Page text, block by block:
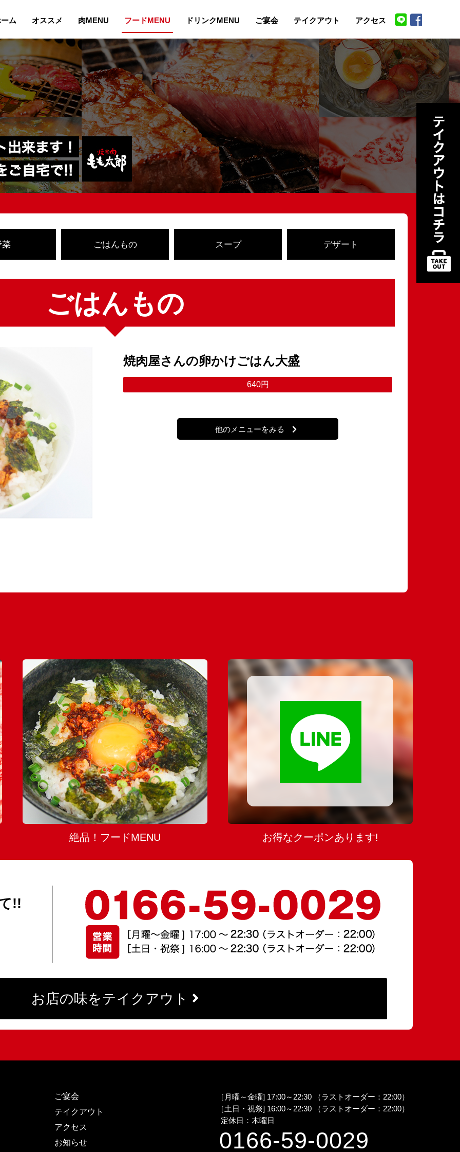
ム オススメ 肉MENU フードMENU ドリンクMENU ご宴会 テイクアウト アクセス
菜 ごはんもの スープ デザート
ごはんもの
焼肉屋さんの卵かけごはん大盛
640円
他のメニューをみる
絶品！フードMENU お得なクーポンあります!
!!
お店の味をテイクアウト
ご宴会
テイクアウト
アクセス
お知らせ
［月曜～金曜] 17:00～22:30 （ラストオーダー：22:00）
［土日・祝祭] 16:00～22:30 （ラストオーダー：22:00）
定休日：木曜日
0166-59-0029